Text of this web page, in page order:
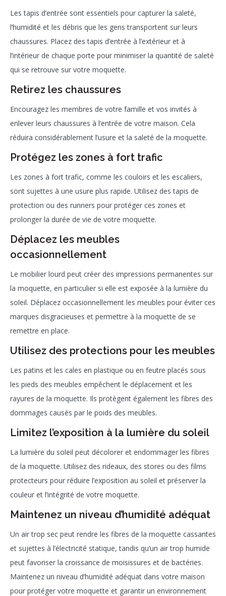
Les tapis d’entrée sont essentiels pour capturer la saleté,
l’humidité et les débris que les gens transportent sur leurs
chaussures. Placez des tapis d’entrée à l’extérieur et à
l’intérieur de chaque porte pour minimiser la quantité de saleté
qui se retrouve sur votre moquette.
Retirez les chaussures
Encouragez les membres de votre famille et vos invités à
enlever leurs chaussures à l’entrée de votre maison. Cela
réduira considérablement l’usure et la saleté de la moquette.
Protégez les zones à fort trafic
Les zones à fort trafic, comme les couloirs et les escaliers,
sont sujettes à une usure plus rapide. Utilisez des tapis de
protection ou des runners pour protéger ces zones et
prolonger la durée de vie de votre moquette.
Déplacez les meubles
occasionnellement
Le mobilier lourd peut créer des impressions permanentes sur
la moquette, en particulier si elle est exposée à la lumière du
soleil. Déplacez occasionnellement les meubles pour éviter ces
marques disgracieuses et permettre à la moquette de se
remettre en place.
Utilisez des protections pour les meubles
Les patins et les cales en plastique ou en feutre placés sous
les pieds des meubles empêchent le déplacement et les
rayures de la moquette. Ils protègent également les fibres des
dommages causés par le poids des meubles.
Limitez l’exposition à la lumière du soleil
La lumière du soleil peut décolorer et endommager les fibres
de la moquette. Utilisez des rideaux, des stores ou des films
protecteurs pour réduire l’exposition au soleil et préserver la
couleur et l’intégrité de votre moquette.
Maintenez un niveau d’humidité adéquat
Un air trop sec peut rendre les fibres de la moquette cassantes
et sujettes à l’électricité statique, tandis qu’un air trop humide
peut favoriser la croissance de moisissures et de bactéries.
Maintenez un niveau d’humidité adéquat dans votre maison
pour protéger votre moquette et garantir un environnement